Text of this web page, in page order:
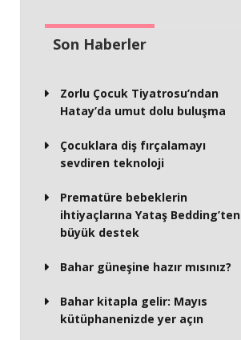
Son Haberler
Zorlu Çocuk Tiyatrosu’ndan
Hatay’da umut dolu buluşma
Çocuklara diş fırçalamayı
sevdiren teknoloji
Prematüre bebeklerin
ihtiyaçlarına Yataş Bedding’ten
büyük destek
Bahar güneşine hazır mısınız?
Bahar kitapla gelir: Mayıs
kütüphanenizde yer açın